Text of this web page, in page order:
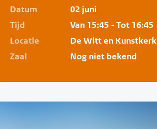
Datum
02 juni
Tijd
Van 15:45 - Tot 16:45
Locatie
De Witt en Kunstkerk
Zaal
Nog niet bekend